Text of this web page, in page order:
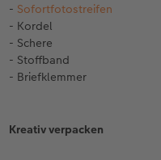
- Sofortfotostreifen
- Kordel
- Schere
- Stoffband
- Briefklemmer
Kreativ verpacken